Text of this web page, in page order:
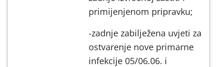
primijenjenom pripravku;
-zadnje zabilježena uvjeti za
ostvarenje nove primarne
infekcije 05/06.06. i